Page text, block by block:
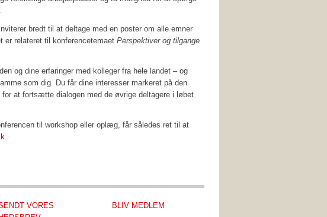
bredt til at deltage med en poster om alle emner
er relateret til konferencetemaet Perspektiver og tilgange
og dine erfaringer med kolleger fra hele landet – og
som dig. Du får dine interesser markeret på den
at fortsætte dialogen med de øvrige deltagere i løbet
til workshop eller oplæg, får således ret til at
VORES
BLIV MEDLEM